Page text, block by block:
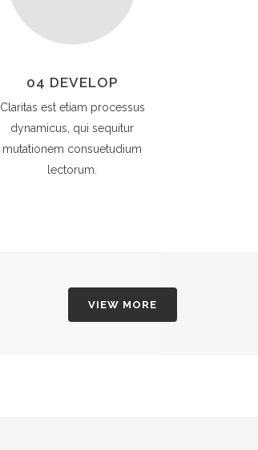
04 DEVELOP
Claritas est etiam processus
dynamicus, qui sequitur
mutationem consuetudium
lectorum.
VIEW MORE